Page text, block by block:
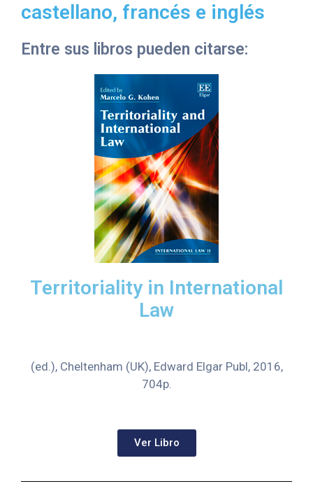
castellano, francés e inglés
Entre sus libros pueden citarse:
Territoriality in International
Law
(ed.), Cheltenham (UK), Edward Elgar Publ, 2016,
704p.
Ver Libro